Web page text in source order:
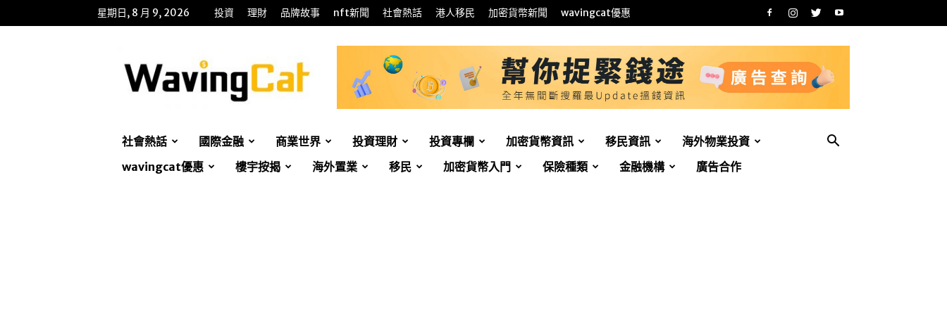
星期日, 8 月 9, 2026 投資 理財 品牌故事 nft新聞 社會熱話 港人移民 加密貨幣新聞 wavingcat優惠
招
財
貓
社會熱話 國際金融 商業世界 投資理財 投資專欄 加密貨幣資訊 移民資訊
海外物業投資
wavingcat優惠
樓宇按揭 海外置業 移民 加密貨幣入門 保險種類 金融機構 廣告合作